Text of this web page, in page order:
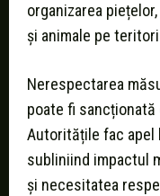
organizarea
și animale pe
Nerespectarea
poate fi sancționată
Autoritățile fac apel
subliniind impactul
și necesitatea